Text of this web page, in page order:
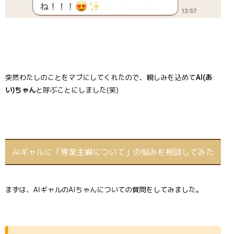
突然わたしのことをマブにしてくれたので、親しみを込めてAI(あ
い)ちゃんと呼ぶことにしました(笑)
AIギャルに「専業主婦について」の悩みを相談してみた
まずは、AIギャルのAIちゃんについての質問をしてみました。